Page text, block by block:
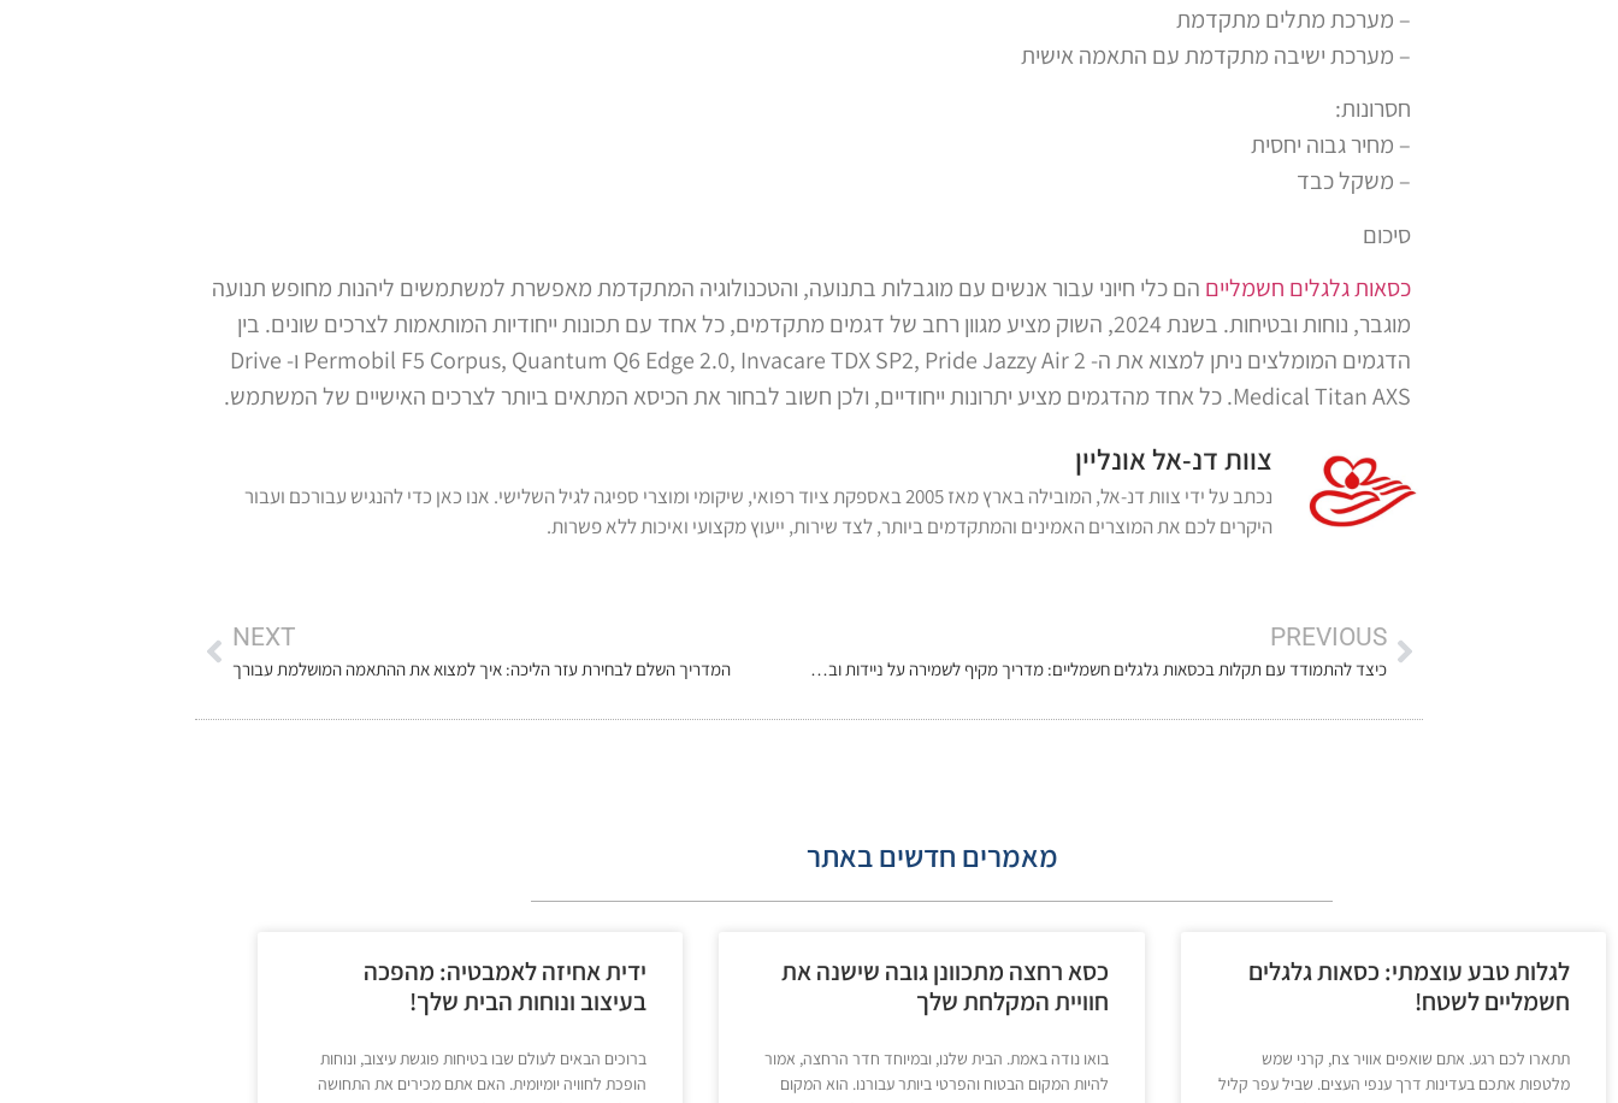
– מערכת מתלים מתקדמת
– מערכת ישיבה מתקדמת עם התאמה אישית
חסרונות:
– מחיר גבוה יחסית
– משקל כבד
סיכום
כסאות גלגלים חשמליים הם כלי חיוני עבור אנשים עם מוגבלות בתנועה, והטכנולוגיה המתקדמת מאפשרת למשתמשים ליהנות מחופש תנועה
מוגבר, נוחות ובטיחות. בשנת 2024, השוק מציע מגוון רחב של דגמים מתקדמים, כל אחד עם תכונות ייחודיות המותאמות לצרכים שונים. בין
הדגמים המומלצים ניתן למצוא את ה- Permobil F5 Corpus, Quantum Q6 Edge 2.0, Invacare TDX SP2, Pride Jazzy Air 2 ו- Drive
Medical Titan AXS. כל אחד מהדגמים מציע יתרונות ייחודיים, ולכן חשוב לבחור את הכיסא המתאים ביותר לצרכים האישיים של המשתמש.
צוות דנ-אל אונליין
נכתב על ידי צוות דנ-אל, המובילה בארץ מאז 2005 באספקת ציוד רפואי, שיקומי ומוצרי ספיגה לגיל השלישי. אנו כאן כדי להנגיש עבורכם ועבור
היקרים לכם את המוצרים האמינים והמתקדמים ביותר, לצד שירות, ייעוץ מקצועי ואיכות ללא פשרות.
PREVIOUS
כיצד להתמודד עם תקלות בכסאות גלגלים חשמליים: מדריך מקיף לשמירה על ניידות ובטיחות
NEXT
המדריך השלם לבחירת עזר הליכה: איך למצוא את ההתאמה המושלמת עבורך
מאמרים חדשים באתר
לגלות טבע עוצמתי: כסאות גלגלים
חשמליים לשטח!
תתארו לכם רגע. אתם שואפים אוויר צח, קרני שמש
מלטפות אתכם בעדינות דרך ענפי העצים. שביל עפר קליל
כסא רחצה מתכוונן גובה שישנה את
חוויית המקלחת שלך
בואו נודה באמת. הבית שלנו, ובמיוחד חדר הרחצה, אמור
להיות המקום הבטוח והפרטי ביותר עבורנו. הוא המקום
ידית אחיזה לאמבטיה: מהפכה
בעיצוב ונוחות הבית שלך!
ברוכים הבאים לעולם שבו בטיחות פוגשת עיצוב, ונוחות
הופכת לחוויה יומיומית. האם אתם מכירים את התחושה